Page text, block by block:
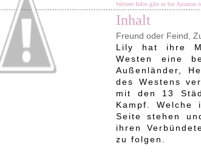
Weitere Infos gibt es bei Amazon
Inhalt
Freund oder Feind,
Lily hat ihre
Westen eine
Außenländer,
des Westens
mit den 13
Kampf.
Seite stehen
ihren
zu folgen.